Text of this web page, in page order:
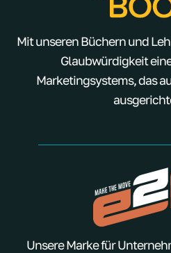
Mit unseren Büchern und
Glaubwürdigkeit
Marketingsystems, das
Unsere Marke für